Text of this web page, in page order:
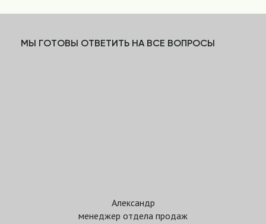
МЫ ГОТОВЫ ОТВЕТИТЬ НА ВСЕ ВОПРОСЫ
Александр
менеджер отдела продаж